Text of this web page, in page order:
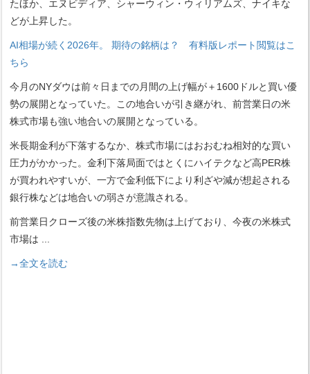
たほか、エヌビディア、シャーウィン・ウィリアムズ、ナイキな
どが上昇した。
AI相場が続く2026年。 期待の銘柄は？ 有料版レポート閲覧はこ
ちら
今月のNYダウは前々日までの月間の上げ幅が＋1600ドルと買い優
勢の展開となっていた。この地合いが引き継がれ、前営業日の米
株式市場も強い地合いの展開となっている。
米長期金利が下落するなか、株式市場にはおおむね相対的な買い
圧力がかかった。金利下落局面ではとくにハイテクなど高PER株
が買われやすいが、一方で金利低下により利ざや減が想起される
銀行株などは地合いの弱さが意識される。
前営業日クローズ後の米株指数先物は上げており、今夜の米株式
市場は ...
→全文を読む